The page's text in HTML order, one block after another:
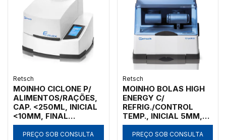
Retsch
MOINHO CICLONE P/
ALIMENTOS/RAÇÕES,
CAP. <250ML, INICIAL
<10MM, FINAL
<250UM, 110V
PREÇO SOB CONSULTA
Retsch
MOINHO BOLAS HIGH
ENERGY C/
REFRIG./CONTROL
TEMP., INICIAL 5MM,
FINAL 80NM, 2 VASOS
AÇO INOX 125ML
PREÇO SOB CONSULTA